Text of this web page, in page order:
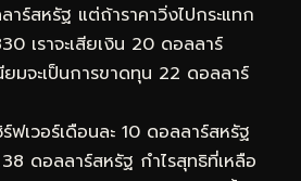
ร์สหรัฐ แต่ถ้าราคาวิ่งไปกระแทก
เราจะเสียเงิน 20 ดอลลาร์
ยมจะเป็นการขาดทุน 22 ดอลลาร์
ร์ฟเวอร์เดือนละ 10 ดอลลาร์สหรัฐ
ดอลลาร์สหรัฐ กำไรสุทธิที่เหลือ